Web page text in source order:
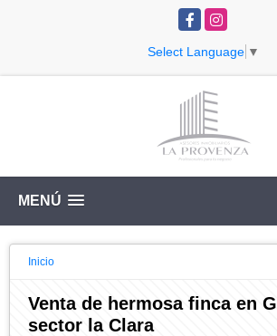
FacebookInstagram
Select Language ▼
MENÚ
Inicio
Venta de hermosa finca en
sector la Clara